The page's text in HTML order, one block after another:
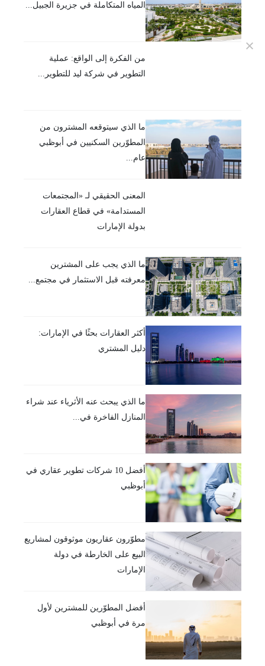
المياه المتكاملة في جزيرة الجبيل...
من الفكرة إلى الواقع: عملية
التطوير في شركة ليد للتطوير...
ما الذي سيتوقعه المشترون من
المطوّرين السكنيين في أبوظبي
عام...
المعنى الحقيقي لـ «المجتمعات
المستدامة» في قطاع العقارات
بدولة الإمارات
ما الذي يجب على المشترين
معرفته قبل الاستثمار في مجتمع...
أكثر العقارات بحثًا في الإمارات:
دليل المشتري
ما الذي يبحث عنه الأثرياء عند شراء
المنازل الفاخرة في...
أفضل 10 شركات تطوير عقاري في
أبوظبي
مطوّرون عقاريون موثوقون لمشاريع
البيع على الخارطة في دولة
الإمارات
أفضل المطوّرين للمشترين لأول
مرة في أبوظبي